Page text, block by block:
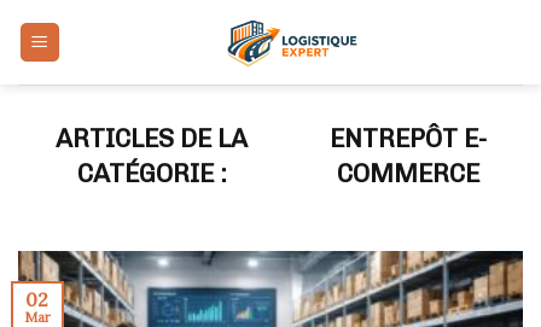
ENTREPÔT E-
COMMERCE
02
Mar